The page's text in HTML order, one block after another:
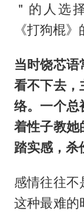
＂的人选
《打狗棍》
当时饶芯
看不下去，
络。一个总
着性子教她
踏实感，杀
感情往往不
这种最难的